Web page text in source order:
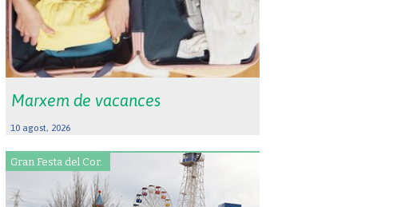
Marxem de vacances
10 agost, 2026
Gran Festa del Cor.